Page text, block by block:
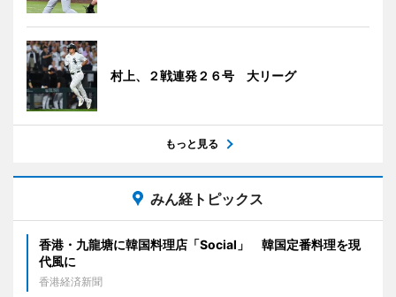
村上、２戦連発２６号 大リーグ
もっと見る
みん経トピックス
香港・九龍塘に韓国料理店「Social」 韓国定番料理を現
代風に
香港経済新聞